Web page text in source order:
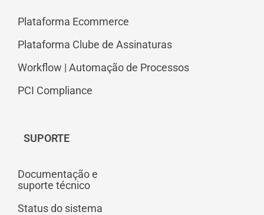
Plataforma Ecommerce
Plataforma Clube de Assinaturas
Workflow | Automação de Processos
PCI Compliance
SUPORTE
Documentação e
suporte técnico
Status do sistema